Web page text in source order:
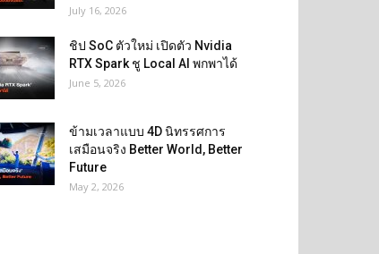
July 16, 2026
ชิป SoC ตัวใหม่ เปิดตัว Nvidia
RTX Spark ชู Local AI พกพาได้
June 5, 2026
ข้ามเวลาแบบ 4D นิทรรศการ
เสมือนจริง Better World, Better
Future
May 2, 2026